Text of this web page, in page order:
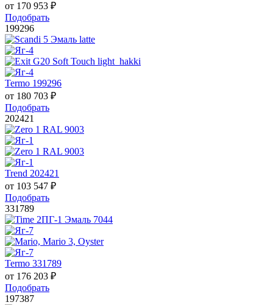
от 170 953 ₽
Подобрать
199296
Termo 199296
от 180 703 ₽
Подобрать
202421
Trend 202421
от 103 547 ₽
Подобрать
331789
Termo 331789
от 176 203 ₽
Подобрать
197387